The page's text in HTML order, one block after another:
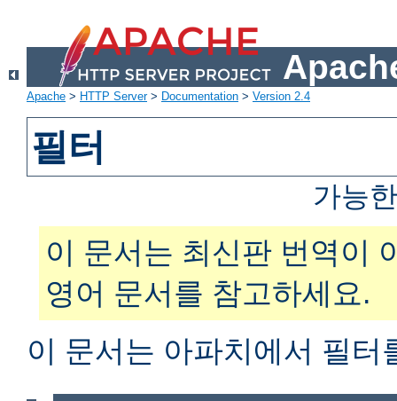
Apache > HTTP Server> Documentation > Version 2.4
필터
가능
이 문서는 최신판 번역이
영어 문서를 참고하세요.
이 문서는 아파치에서 필